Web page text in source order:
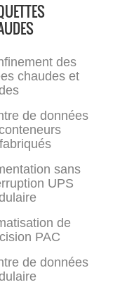
des
chaudes et
de données
sans
UPS
de
PAC
de données